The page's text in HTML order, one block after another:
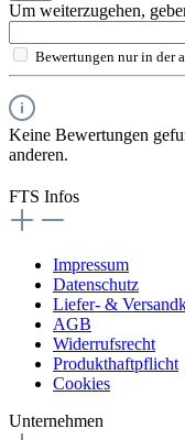
Um weiterzugehen,
Bewertungen nur in der
Keine Bewertungen
anderen.
FTS Infos
Impressum
Datenschutz
Liefer- &
AGB
Widerrufsrecht
Produkthaftpflicht
Cookies
Unternehmen